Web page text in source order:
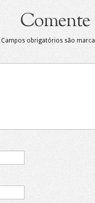
Comente
Campos obrigatórios são